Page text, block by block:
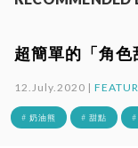
超簡單的「角
12.July.2020 |
# 奶油熊 # 甜點 #